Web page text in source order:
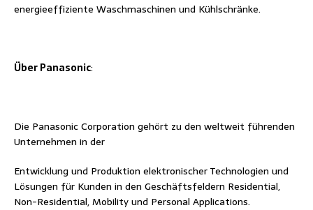
energieeffiziente Waschmaschinen und Kühlschränke.
Über Panasonic:
Die Panasonic Corporation gehört zu den weltweit führenden
Unternehmen in der
Entwicklung und Produktion elektronischer Technologien und
Lösungen für Kunden in den Geschäftsfeldern Residential,
Non-Residential, Mobility und Personal Applications.